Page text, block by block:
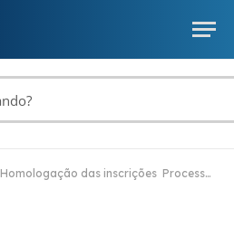
Homologação das inscrições Processo Seletivo para ingresso nos cursos de Mestrado e Doutorado do PROPSAM – 2026/02